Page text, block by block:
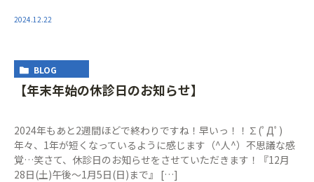
2024.12.22
BLOG
【年末年始の休診日のお知らせ】
2024年もあと2週間ほどで終わりですね！早いっ！！∑(ﾟДﾟ)
年々、1年が短くなっているように感じます（^人^）不思議な感
覚…笑さて、休診日のお知らせをさせていただきます！『12月
28日(土)午後〜1月5日(日)まで』 […]